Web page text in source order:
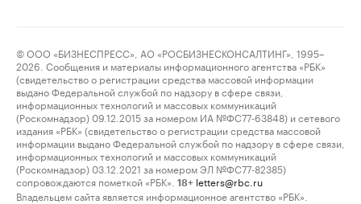
© ООО «БИЗНЕСПРЕСС», АО «РОСБИЗНЕСКОНСАЛТИНГ», 1995–
2026. Сообщения и материалы информационного агентства «РБК»
(свидетельство о регистрации средства массовой информации
выдано Федеральной службой по надзору в сфере связи,
информационных технологий и массовых коммуникаций
(Роскомнадзор) 09.12.2015 за номером ИА №ФС77-63848) и сетевого
издания «РБК» (свидетельство о регистрации средства массовой
информации выдано Федеральной службой по надзору в сфере связи,
информационных технологий и массовых коммуникаций
(Роскомнадзор) 03.12.2021 за номером ЭЛ №ФС77-82385)
сопровождаются пометкой «РБК».
18+ letters@rbc.ru
Владельцем сайта является информационное агентство «РБК».